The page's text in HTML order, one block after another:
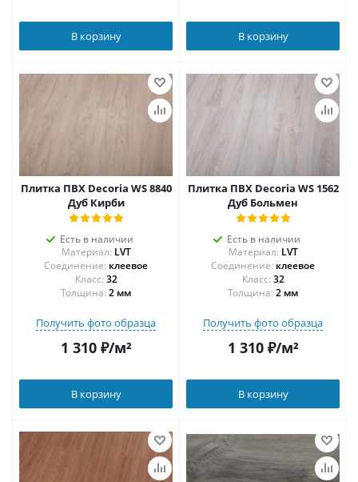
В корзину В корзину
Плитка ПВХ Decoria WS 8840
Дуб Кирби
Есть в наличии
Материал: LVT
Соединение: клеевое
32
Толщина: 2 мм
Получить фото образца
1 310₽/м²
В корзину
Плитка ПВХ Decoria WS 1562
Дуб Больмен
Есть в наличии
Материал: LVT
Соединение: клеевое
32
Толщина: 2 мм
Получить фото образца
1 310₽/м²
В корзину